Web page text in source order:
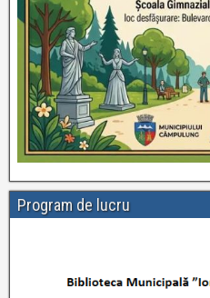
Program de lucru